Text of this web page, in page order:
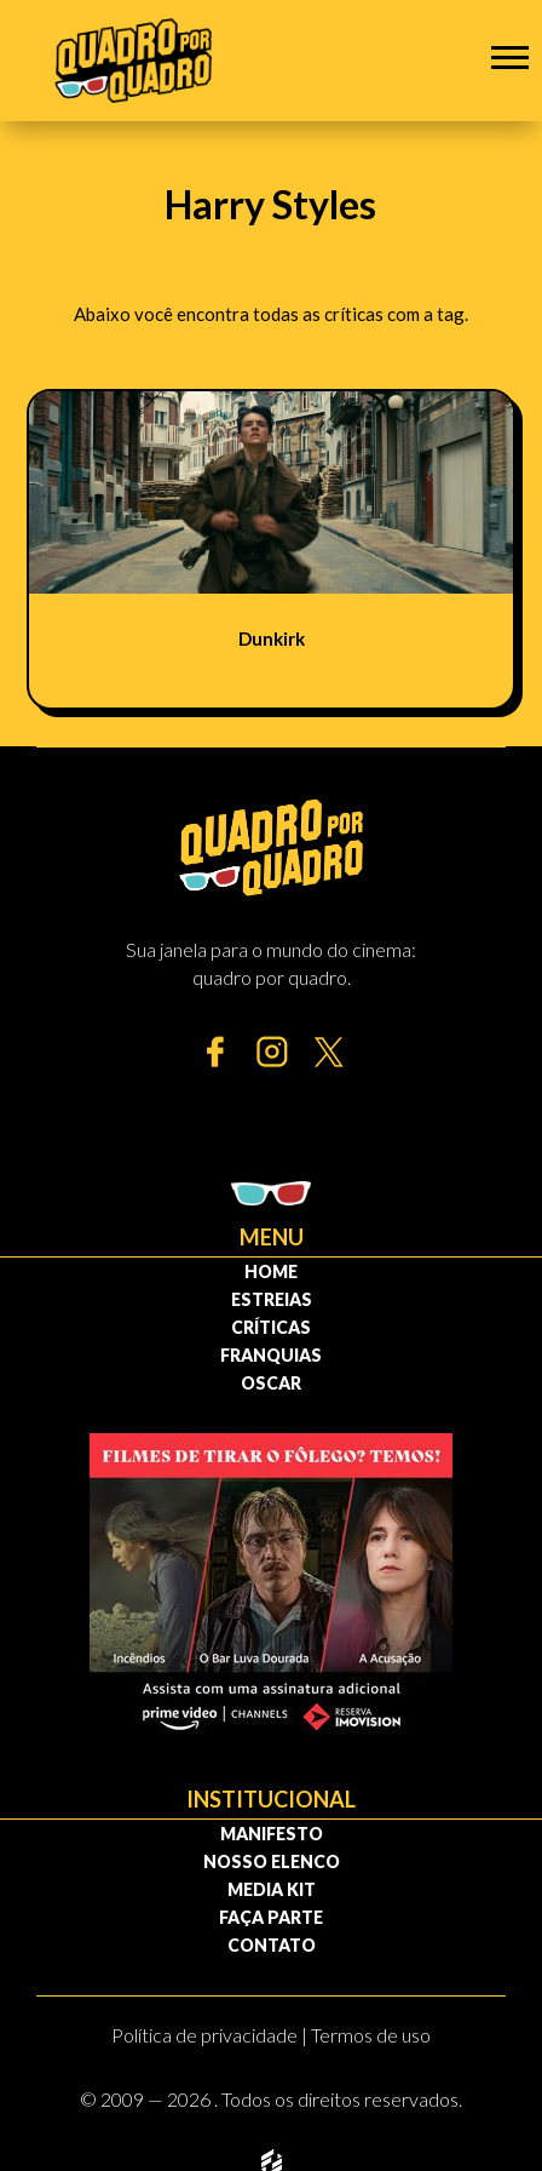
Harry Styles
Abaixo você encontra todas as críticas com a tag.
Dunkirk
Sua janela para o mundo do cinema:
quadro por quadro.
MENU
HOME
ESTREIAS
CRÍTICAS
FRANQUIAS
OSCAR
INSTITUCIONAL
MANIFESTO
NOSSO ELENCO
MEDIA KIT
FAÇA PARTE
CONTATO
Política de privacidade | Termos de uso
© 2009 — 2026 . Todos os direitos reservados.